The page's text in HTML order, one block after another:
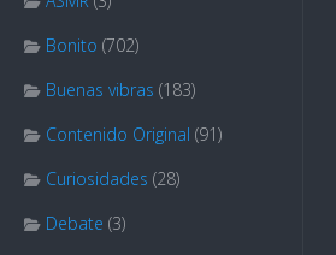
Bonito (702)
Buenas vibras (183)
Contenido Original (91)
Curiosidades (28)
Debate (3)